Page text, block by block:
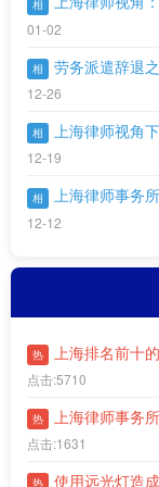
相
01-02
相 劳务派遣辞退
12-26
相 上海律师视角
12-19
相 上海律师事务
12-12
热 上海排名前十
点击:5710
热 上海律师事务
点击:1631
热 使用远光灯造